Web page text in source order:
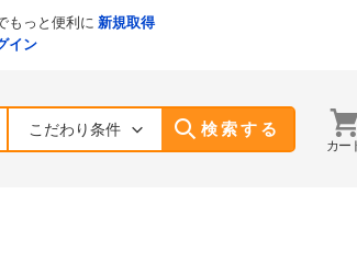
もっと便利に 新規取得
イン
こだわり条件 検索する
カー